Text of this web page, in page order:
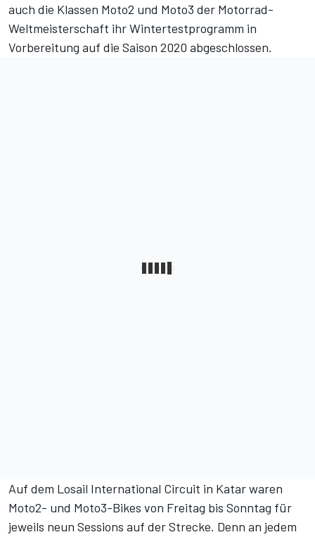
auch die Klassen Moto2 und Moto3 der Motorrad-
Weltmeisterschaft ihr Wintertestprogramm in
Vorbereitung auf die Saison 2020 abgeschlossen.
Auf dem Losail International Circuit in Katar waren
Moto2- und Moto3-Bikes von Freitag bis Sonntag für
jeweils neun Sessions auf der Strecke. Denn an jedem